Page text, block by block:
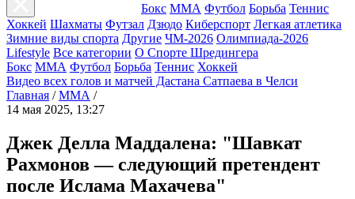
Бокс ММА Футбол Борьба Теннис
Хоккей Шахматы Футзал Дзюдо Киберспорт Легкая атлетика
Зимние виды спорта Другие ЧМ-2026 Олимпиада-2026
Lifestyle Все категории О Спорте Шредингера
Бокс ММА Футбол Борьба Теннис Хоккей
Видео всех голов и матчей Дастана Сатпаева в Челси
Главная / ММА /
14 мая 2025, 13:27
Джек Делла Маддалена: "Шавкат
Рахмонов — следующий претендент
после Ислама Махачева"